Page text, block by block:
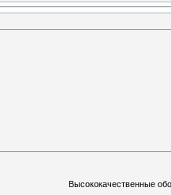
Высококачественные